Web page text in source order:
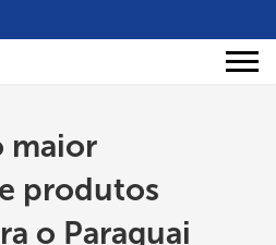
Áreas
maior
produtos
o Paraguai